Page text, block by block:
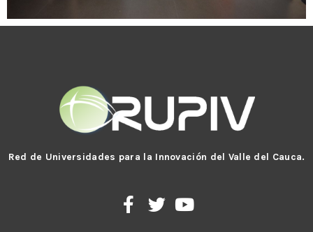
Red de Universidades para la Innovación del Valle del Cauca.
F
a
T
w
Y
o